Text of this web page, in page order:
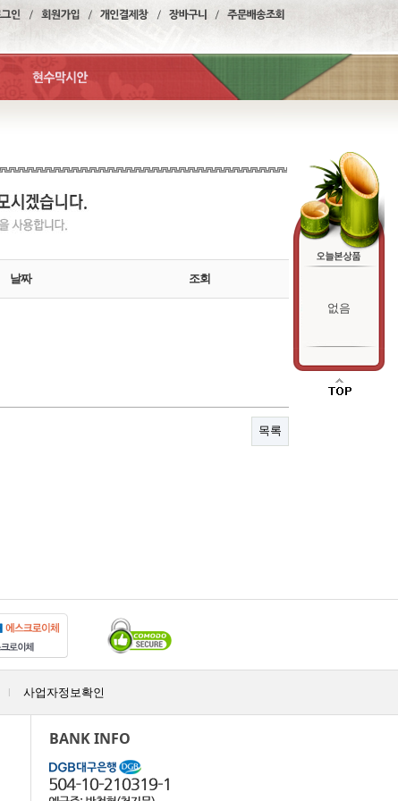
없음
날짜 조회
목록
| 사업자정보확인
BANK INFO